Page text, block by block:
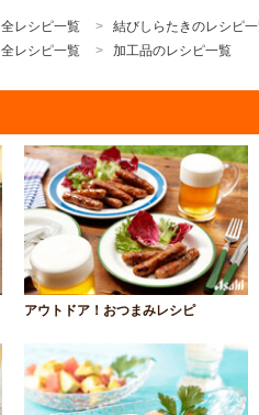
全レシピ一覧
結びしらたきのレシピ
全レシピ一覧 加工品のレシピ一覧
アウトドア！おつまみレシピ